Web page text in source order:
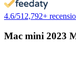
4.6/512,792+
Mac mini 2023